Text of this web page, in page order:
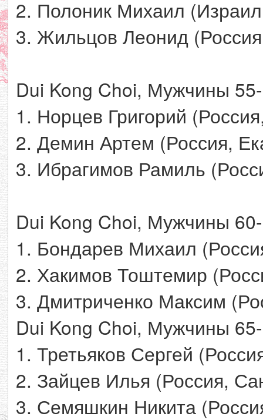
2. Полоник Михаил
3. Жильцов Леонид
Dui Kong Choi, Мужчины 55-
1. Норцев Григорий
2. Демин Артем (Россия,
3. Ибрагимов Рамиль
Dui Kong Choi, Мужчины 60-
1. Бондарев Михаил
2. Хакимов Тоштемир
3. Дмитриченко Максим
Dui Kong Choi, Мужчины 65-
1. Третьяков Сергей
2. Зайцев Илья (Россия,
3. Семяшкин Никита